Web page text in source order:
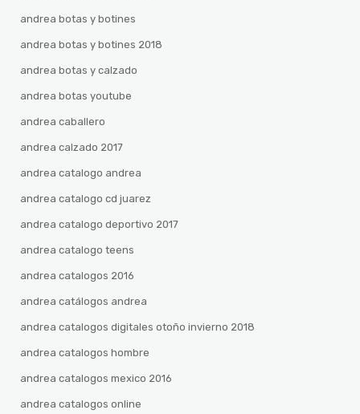
andrea botas y botines
andrea botas y botines 2018
andrea botas y calzado
andrea botas youtube
andrea caballero
andrea calzado 2017
andrea catalogo andrea
andrea catalogo cd juarez
andrea catalogo deportivo 2017
andrea catalogo teens
andrea catalogos 2016
andrea catálogos andrea
andrea catalogos digitales otoño invierno 2018
andrea catalogos hombre
andrea catalogos mexico 2016
andrea catalogos online